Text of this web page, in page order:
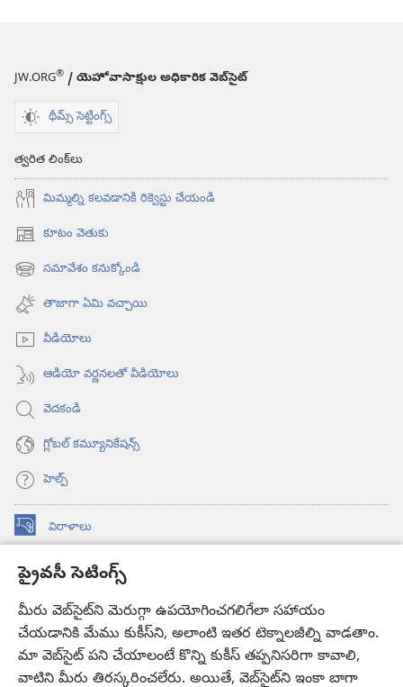
ప్రైవసీ సెటింగ్స్
మీరు వెబ్‌సైట్‌ని మెరుగ్గా ఉపయోగించగలిగేలా సహాయం
చేయడానికి మేము కుకీస్‌ని, అలాంటి ఇతర టెక్నాలజీల్ని వాడతాం.
మా వెబ్‌సైట్‌ పని చేయాలంటే కొన్ని కుకీస్‌ తప్పనిసరిగా కావాలి,
వాటిని మీరు తిరస్కరించలేరు. అయితే, వెబ్‌సైట్‌ని ఇంకా బాగా
JW.ORG® / యెహోవాసాక్షుల అధికారిక వెబ్‌సైట్‌
థీమ్స్ సెట్టింగ్స్
త్వరిత లింక్‌లు
మిమ్మల్ని కలవడానికి రిక్వెస్టు చేయండి
కూటం వెతుకు
(కొత్త
విండో
ఓపెన్‌
అవుతుంది)
సమావేశం కనుక్కోండి
(కొత్త
విండో
ఓపెన్‌
అవుతుంది)
తాజాగా ఏమి వచ్చాయి
వీడియోలు
ఆడియో వర్ణనలతో వీడియోలు
వెదకండి
గ్లోబల్‌ కమ్యూనికేషన్స్‌
హెల్ప్‌
విరాళాలు
(కొత్త
ఓపెన్‌ కావలికోట ఆన్‌లైన్‌ లైబ్రరీ
(కొత్త
విండో
ఓపెన్‌
అవుతుంది)
JW Hub®
(కొత్త
విండో
ఓపెన్‌
JW లైబ్రరీ